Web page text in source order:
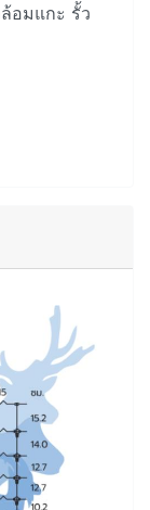
อมแกะ รั้ว